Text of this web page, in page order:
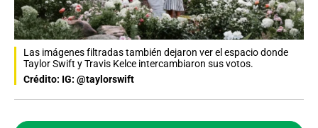
Las imágenes filtradas también dejaron ver el espacio donde
Taylor Swift y Travis Kelce intercambiaron sus votos.
Crédito: IG: @taylorswift